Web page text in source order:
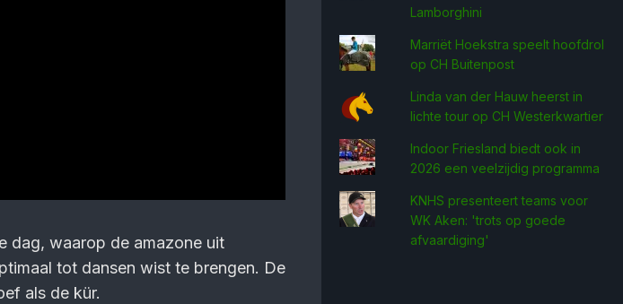
dag, waarop de amazone uit
tot dansen wist te brengen. De
als de kür.
Lamborghini
Marriët Hoekstra speelt hoofdrol
op CH Buitenpost
Linda van der Hauw heerst in
lichte tour op CH Westerkwartier
Indoor Friesland biedt ook in
2026 een veelzijdig programma
KNHS presenteert teams voor
WK Aken: 'trots op goede
afvaardiging'